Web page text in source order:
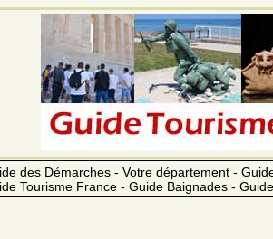
des Démarches - Votre département -
Tourisme France - Guide Baignades -